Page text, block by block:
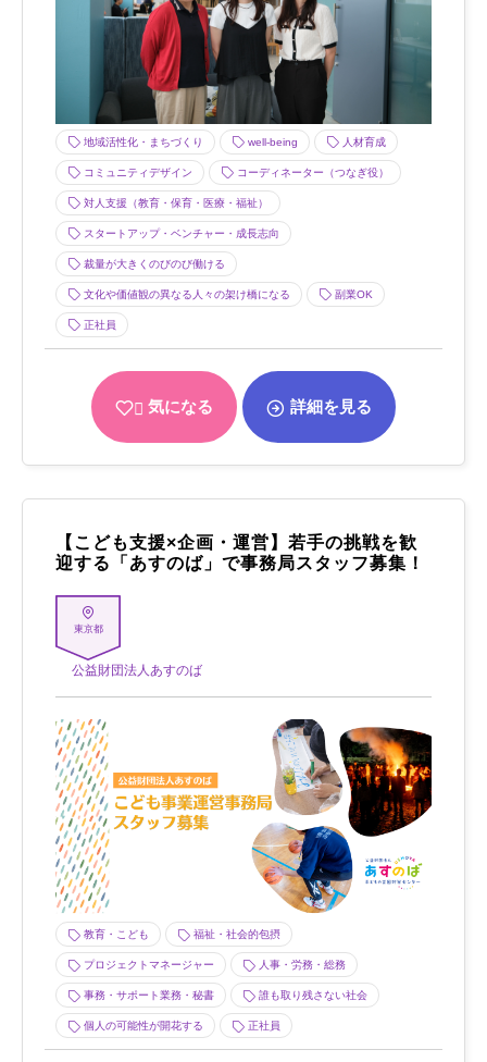
地域活性化・まちづくり well-being 人材育成
コミュニティデザイン コーディネーター（つなぎ役）
対人支援（教育・保育・医療・福祉）
スタートアップ・ベンチャー・成長志向
裁量が大きくのびのび働ける
文化や価値観の異なる人々の架け橋になる 副業OK
正社員
気になる 詳細を見る
【こども支援×企画・運営】若手の挑戦を歓
迎する「あすのば」で事務局スタッフ募集！
東京都
公益財団法人あすのば
教育・こども 福祉・社会的包摂
プロジェクトマネージャー 人事・労務・総務
事務・サポート業務・秘書 誰も取り残さない社会
個人の可能性が開花する 正社員